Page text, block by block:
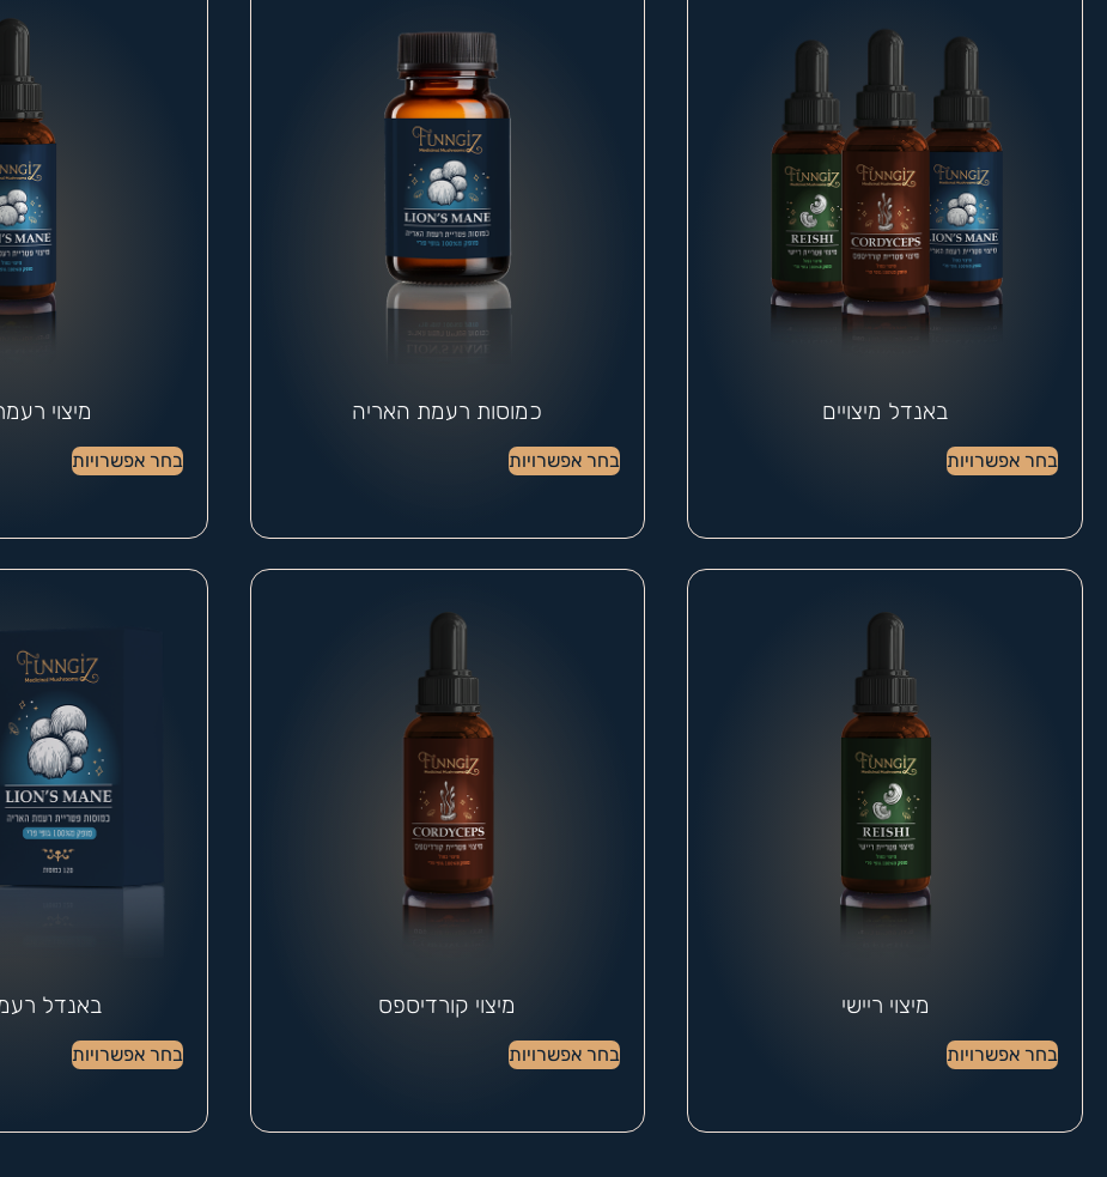
באנדל מיצויים
בחר אפשרויות
כמוסות רעמת האריה
בחר אפשרויות
מיצוי
בחר אפשרויות
מיצוי ריישי
בחר אפשרויות
מיצוי קורדיספס
בחר אפשרויות
באנדל
בחר אפשרויות